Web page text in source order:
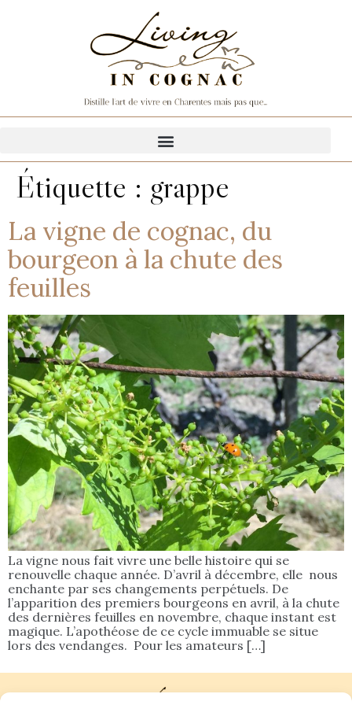
Étiquette : grappe
La vigne de cognac, du
bourgeon à la chute des
feuilles
La vigne nous fait vivre une belle histoire qui se
renouvelle chaque année. D’avril à décembre, elle nous
enchante par ses changements perpétuels. De
l’apparition des premiers bourgeons en avril, à la chute
des dernières feuilles en novembre, chaque instant est
magique. L’apothéose de ce cycle immuable se situe
lors des vendanges. Pour les amateurs […]